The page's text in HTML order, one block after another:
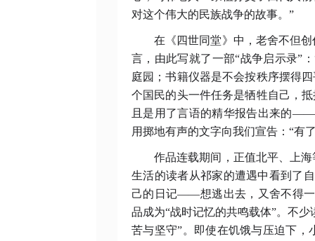
对这个伟大的民族战争的故事。”
在《四世同堂》中，老舍不但
言，由此写就了一部“战争启示录”
庭园；书籍仪器是不会按秩序摆得
个国民的头一件任务是牺牲自己，
且是用了言语的精华报告出来的
用掷地有声的文字向我们宣告：“有
作品连载期间，正值北平、上
生活的读者从祁家的遭遇中看到了
己的日记——想逃出去，又舍不得一
品成为“战时记忆的共鸣载体”。不
苦与坚守”。即使在饥饿与压迫下